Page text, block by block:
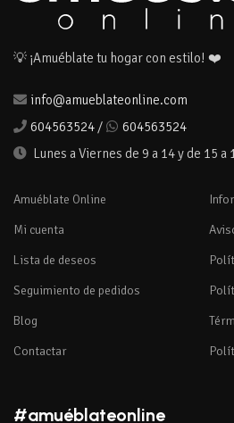
💡 ¡Amuéblate tu hogar con estilo! ❤️
info@amueblateonline.com
604563524 /
604563524
Lunes a Viernes de 9 a 14 y de 15 a
Amuéblate Online
Mi cuenta
Lista de deseos
Seguimiento de pedidos
Blog
Contactar
#amuéblateonline